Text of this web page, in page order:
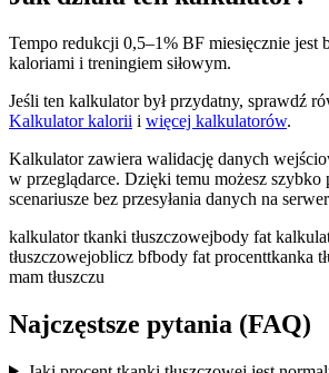
Tempo redukcji 0,5–1% BF miesięcznie jest
kaloriami i treningiem siłowym.
Jeśli ten kalkulator był przydatny, sprawdź
Kalkulator kalorii i więcej kalkulatorów.
Kalkulator zawiera walidację danych
w przeglądarce. Dzięki temu możesz szybko
scenariusze bez przesyłania danych na
kalkulator tkanki tłuszczowejbody fat
tłuszczowejoblicz bfbody fat procenttkanka
mam tłuszczu
Najczęstsze pytania (FAQ)